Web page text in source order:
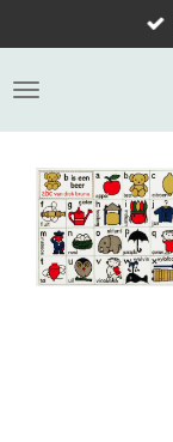
direct
naar